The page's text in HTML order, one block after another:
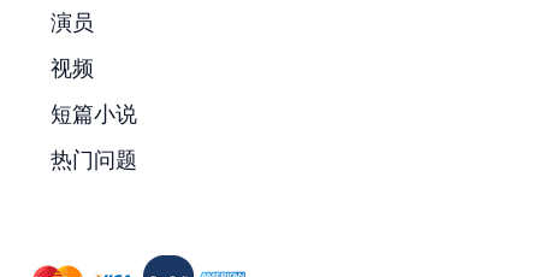
演员
视频
短篇小说
热门问题